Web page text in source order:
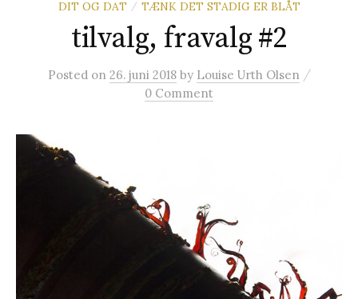
DIT OG DAT / TÆNK DET STADIG ER BLÅT
tilvalg, fravalg #2
Posted on 26. juni 2018 by Louise Urth Olsen /
0 Comment